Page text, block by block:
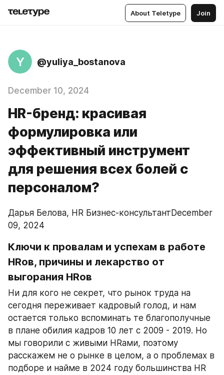
About Teletype Join
Y @yuliya_bostanova
December 10, 2024
HR-бренд: красивая
формулировка или
эффективный инструмент
для решения всех болей с
персоналом?
Дарья Белова, HR Бизнес-консультантDecember
09, 2024
Ключи к провалам и успехам в работе
HRов, причины и лекарство от
выгорания HRов
Ни для кого не секрет, что рынок труда на
сегодня переживает кадровый голод, и нам
остается только вспоминать те благополучные
в плане обилия кадров 10 лет с 2009 - 2019. Но
мы говорили с живыми HRами, поэтому
расскажем не о рынке в целом, а о проблемах в
подборе и найме в 2024 году большинства HR